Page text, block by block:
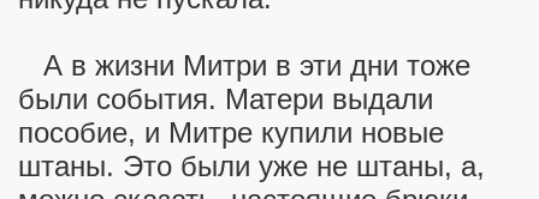
А в жизни Митри в эти дни тоже
были события. Матери выдали
пособие, и Митре купили новые
штаны. Это были уже не штаны, а,